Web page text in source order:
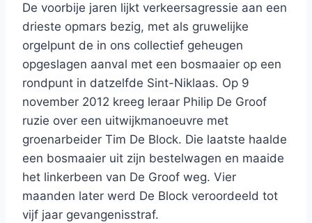
De voorbije jaren lijkt verkeersagressie aan een
drieste opmars bezig, met als gruwelijke
orgelpunt de in ons collectief geheugen
opgeslagen aanval met een bosmaaier op een
rondpunt in datzelfde Sint-Niklaas. Op 9
november 2012 kreeg leraar Philip De Groof
ruzie over een uitwijkmanoeuvre met
groenarbeider Tim De Block. Die laatste haalde
een bosmaaier uit zijn bestelwagen en maaide
het linkerbeen van De Groof weg. Vier
maanden later werd De Block veroordeeld tot
vijf jaar gevangenisstraf.